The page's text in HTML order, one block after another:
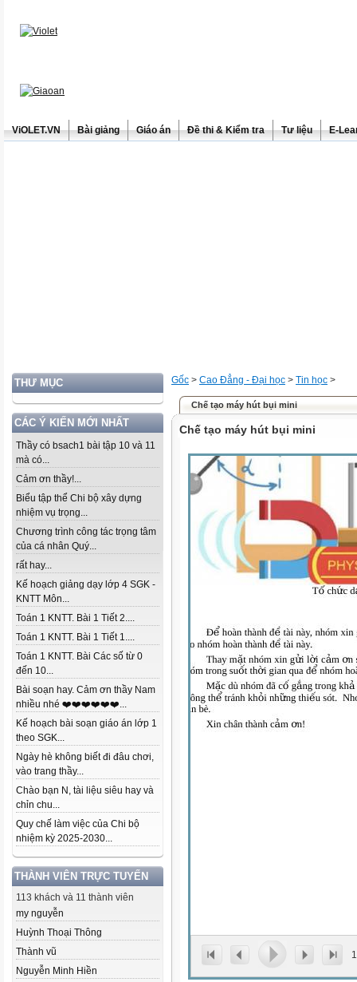
ViOLET.VN Bài giảng Giáo án Đề thi & Kiểm tra Tư liệu E-
THƯ MỤC
CÁC Ý KIẾN MỚI NHẤT
Thầy có bsach1 bài tập 10 và 11
mà có...
Cảm ơn thầy!...
Biểu tập thể Chi bộ xây dựng
nhiệm vụ trọng...
Chương trình công tác trọng tâm
của cá nhân Quý...
rất hay...
Kế hoạch giảng dạy lớp 4 SGK -
KNTT Môn...
Toán 1 KNTT. Bài 1 Tiết 2....
Toán 1 KNTT. Bài 1 Tiết 1....
Toán 1 KNTT. Bài Các số từ 0
đến 10...
Bài soạn hay. Cảm ơn thầy Nam
nhiều nhé ❤️❤️❤️❤️❤️❤️...
Kế hoạch bài soạn giáo án lớp 1
theo SGK...
Ngày hè không biết đi đâu chơi,
vào trang thầy...
Chào bạn N, tài liệu siêu hay và
chỉn chu...
Quy chế làm việc của Chi bộ
nhiệm kỳ 2025-2030...
THÀNH VIÊN TRỰC TUYẾN
113 khách và 11 thành viên
my nguyễn
Huỳnh Thoại Thông
Thành vũ
Nguyễn Minh Hiền
Gốc > Cao Đẳng - Đại học > Tin học >
Chế tạo máy hút bụi mini
Chế tạo máy hút bụi mini
1